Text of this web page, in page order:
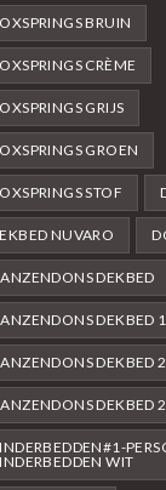
BRUIN
CRÈME
GRIJS
GROEN
STOF
NUVARO
DEKBED
DEKBED
DEKBED
DEKBED
WIT